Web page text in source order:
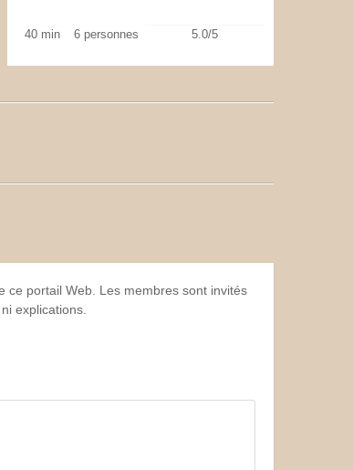
40 min 6 personnes 5.0/5
ce portail Web. Les membres sont invités
explications.